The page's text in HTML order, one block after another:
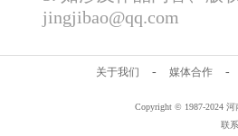
jingjibao@qq.com
关于我们 - 媒体合作 -
Copyright © 1987-2024
联